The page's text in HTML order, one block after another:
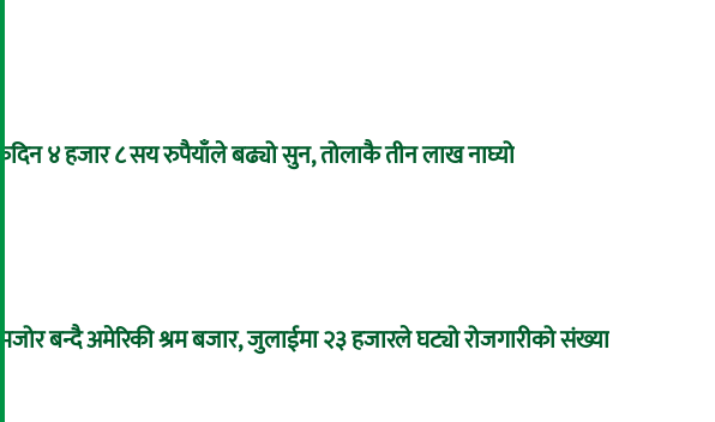
एकैदिन ४ हजार ८ सय रुपैयाँले बढ्यो सुन, तोलाकै तीन लाख नाघ्यो
कमजोर बन्दै अमेरिकी श्रम बजार, जुलाईमा २३ हजारले घट्यो रोजगारीको संख्या